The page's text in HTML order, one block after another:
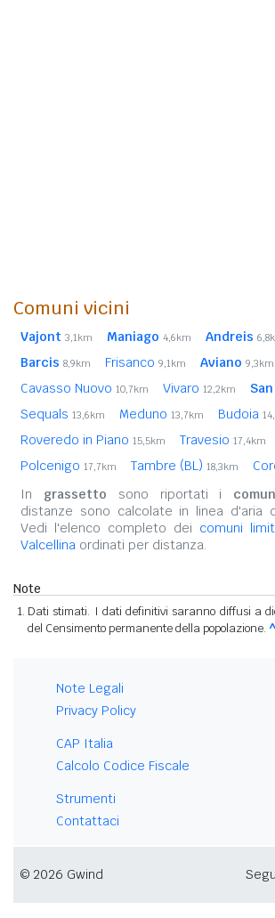
Comuni vicini
Vajont 3,1km Maniago 4,6km Andreis
Barcis 8,9km Frisanco 9,1km Aviano 9,3km
Cavasso Nuovo 10,7km Vivaro 12,2km
Sequals 13,6km Meduno 13,7km Budoia
Roveredo in Piano 15,5km Travesio 17,4km
Polcenigo 17,7km Tambre (BL) 18,3km
In grassetto sono riportati i
distanze sono calcolate in linea d'aria
Vedi l'elenco completo dei comuni
Valcellina ordinati per distanza.
Note
Dati stimati. I dati definitivi saranno diffusi a
del Censimento permanente della popolazione. ^
Note Legali
Privacy Policy
CAP Italia
Calcolo Codice Fiscale
Strumenti
Contattaci
© 2026 Gwind